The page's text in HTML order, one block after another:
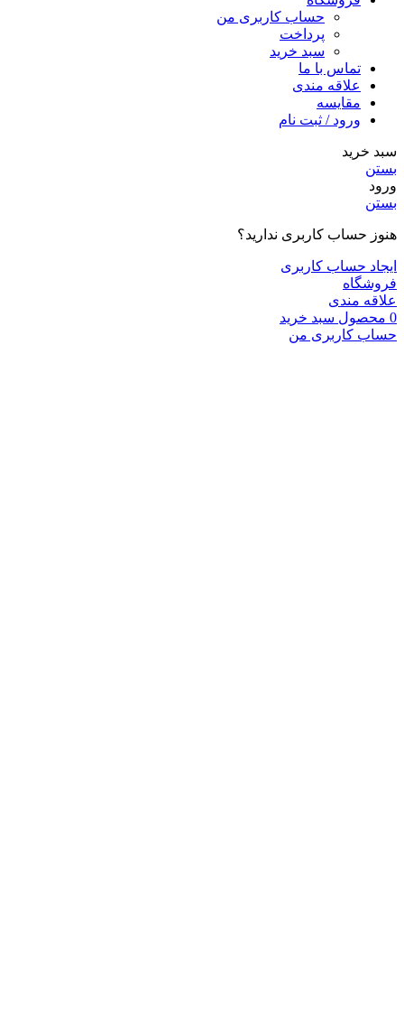
حساب کاربری من
پرداخت
سبد خرید
تماس با ما
علاقه مندی
مقایسه
ورود / ثبت نام
سبد خرید
بستن
ورود
بستن
هنوز حساب کاربری ندارید؟
ایجاد حساب کاربری
فروشگاه
علاقه مندی
0 محصول سبد خرید
حساب کاربری من